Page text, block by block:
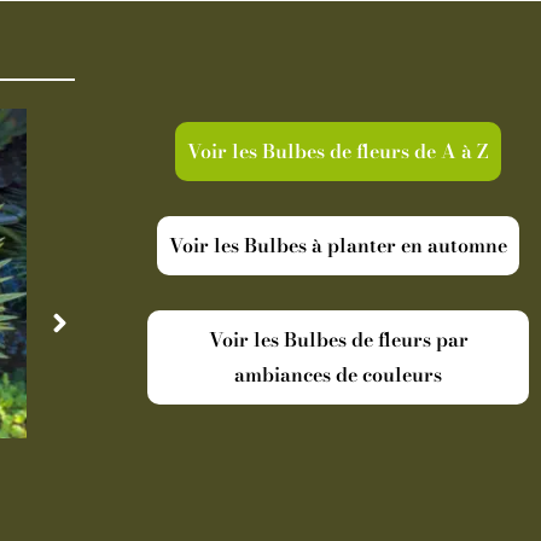
Voir les Bulbes de fleurs de A à Z
Voir les Bulbes à planter en automne
Voir les Bulbes de fleurs par
ambiances de couleurs